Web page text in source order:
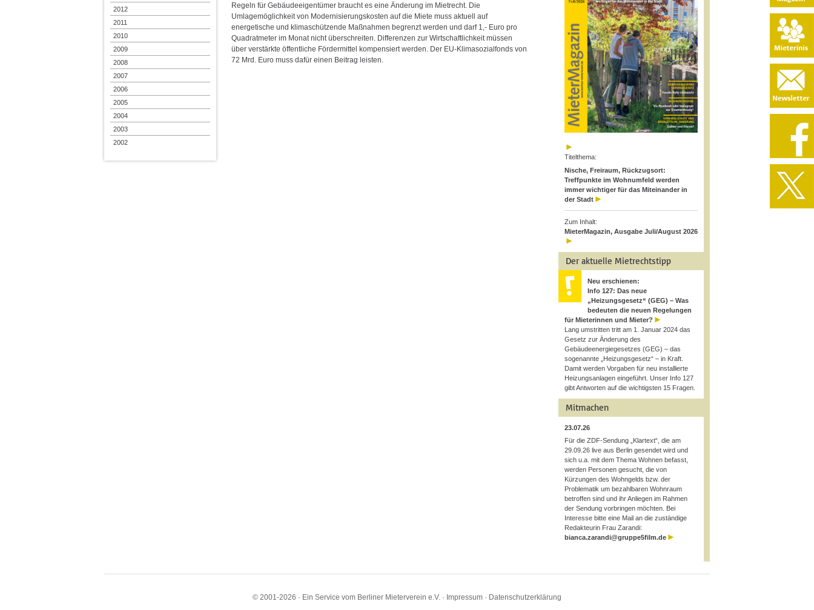
Regeln für Gebäudeeigentümer braucht es eine Änderung im Mietrecht. Die
Umlagemöglichkeit von Modernisierungskosten auf die Miete muss aktuell auf
energetische und klimaschützende Maßnahmen begrenzt werden und darf 1,- Euro pro
Quadratmeter im Monat nicht überschreiten. Differenzen zur Wirtschaftlichkeit müssen
über verstärkte öffentliche Fördermittel kompensiert werden. Der EU-Klimasozialfonds von
72 Mrd. Euro muss dafür einen Beitrag leisten.
Titelthema:
Nische, Freiraum, Rückzugsort:
Treffpunkte im Wohnumfeld werden
immer wichtiger für das Miteinander in
der Stadt
Zum Inhalt:
MieterMagazin, Ausgabe Juli/August 2026
Der aktuelle Mietrechtstipp
Neu erschienen:
Info 127: Das neue
„Heizungsgesetz“ (GEG) – Was
bedeuten die neuen Regelungen
für Mieterinnen und Mieter?
Lang umstritten tritt am 1. Januar 2024 das
Gesetz zur Änderung des
Gebäudeenergiegesetzes (GEG) – das
sogenannte „Heizungsgesetz“ – in Kraft.
Damit werden Vorgaben für neu installierte
Heizungsanlagen eingeführt. Unser Info 127
gibt Antworten auf die wichtigsten 15 Fragen.
Mitmachen
23.07.26
Für die ZDF-Sendung „Klartext“, die am
29.09.26 live aus Berlin gesendet wird und
sich u.a. mit dem Thema Wohnen befasst,
werden Personen gesucht, die von
Kürzungen des Wohngelds bzw. der
Problematik um bezahlbaren Wohnraum
betroffen sind und ihr Anliegen im Rahmen
der Sendung vorbringen möchten. Bei
Interesse bitte eine Mail an die zuständige
Redakteurin Frau Zarandi:
bianca.zarandi@gruppe5film.de
2012
2011
2010
2009
2008
2007
2006
2005
2004
2003
2002
© 2001-2026 · Ein Service vom Berliner Mieterverein e.V. · Impressum · Datenschutzerklärung